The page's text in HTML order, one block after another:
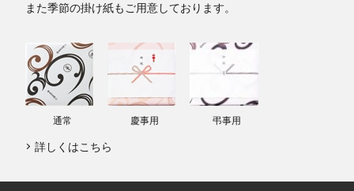
また季節の掛け紙もご用意しております。
通常 慶事用 弔事用
詳しくはこちら